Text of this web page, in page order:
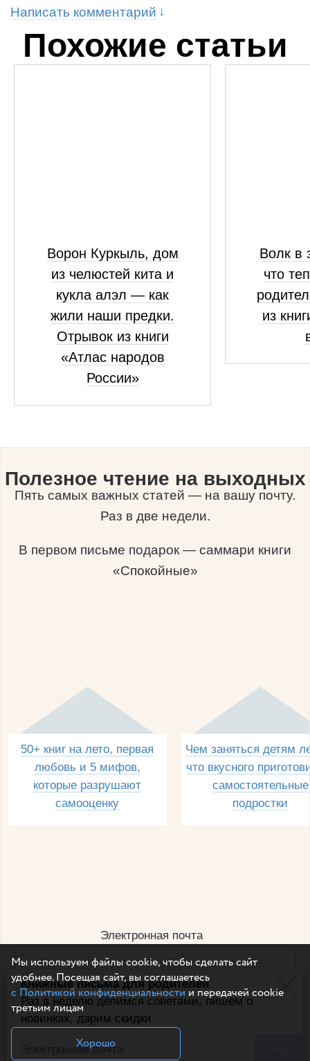
Книжные письма для родителей
Раз в неделю делимся советами, пишем о
новинках, дарим скидки
Написать комментарий
Похожие статьи
Ворон Куркыль, дом
из челюстей кита и
кукла алэл — как
жили наши предки.
Отрывок из книги
«Атлас народов
России»
Волк в
что
из
Полезное чтение на выходных
Пять самых важных статей — на вашу почту.
Раз в две недели.
В первом письме подарок — саммари книги
«Спокойные»
50+ книг на лето, первая
любовь и 5 мифов,
которые разрушают
самооценку
Чем заняться детям
что вкусного
самостоятельные
подростки
Электронная почта
Например, dulsineya@gmail.com
Без спама и смс
Подписаться
Мы используем файлы cookie, чтобы сделать сайт
удобнее. Посещая сайт, вы соглашаетесь
с Политикой конфиденциальностии передачей cookie
третьим лицам
Хорошо